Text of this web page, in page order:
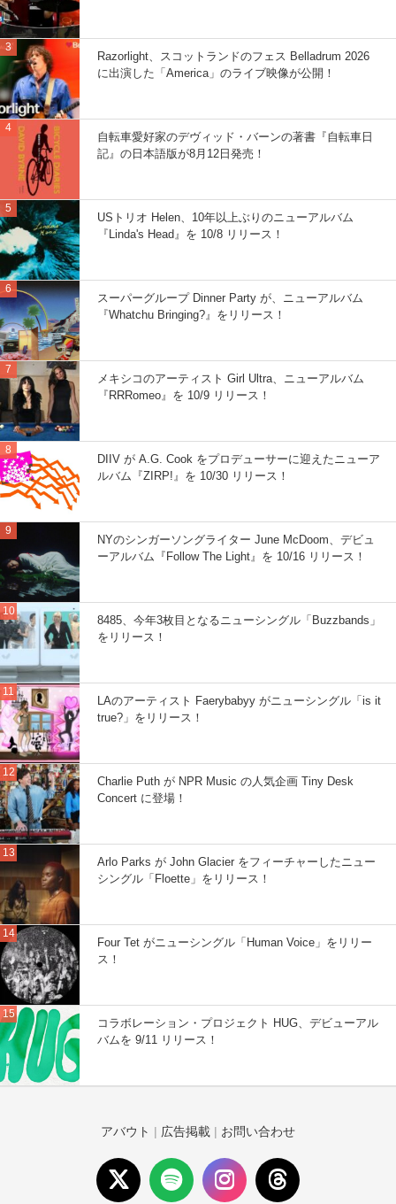
Razorlight、スコットランドのフェス Belladrum 2026
に出演した「America」のライブ映像が公開！
自転車愛好家のデヴィッド・バーンの著書『自転車日
記』の日本語版が8月12日発売！
USトリオ Helen、10年以上ぶりのニューアルバム
『Linda's Head』を 10/8 リリース！
スーパーグループ Dinner Party が、ニューアルバム
『Whatchu Bringing?』をリリース！
メキシコのアーティスト Girl Ultra、ニューアルバム
『RRRomeo』を 10/9 リリース！
DIIV が A.G. Cook をプロデューサーに迎えたニューア
ルバム『ZIRP!』を 10/30 リリース！
NYのシンガーソングライター June McDoom、デビュ
ーアルバム『Follow The Light』を 10/16 リリース！
8485、今年3枚目となるニューシングル「Buzzbands」
をリリース！
LAのアーティスト Faerybabyy がニューシングル「is it
true?」をリリース！
Charlie Puth が NPR Music の人気企画 Tiny Desk
Concert に登場！
Arlo Parks が John Glacier をフィーチャーしたニュー
シングル「Floette」をリリース！
Four Tet がニューシングル「Human Voice」をリリー
ス！
コラボレーション・プロジェクト HUG、デビューアル
バムを 9/11 リリース！
アバウト | 広告掲載 | お問い合わせ